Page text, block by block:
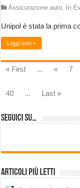
Assicurazione auto, In
Unipol è stata la prima
Leggi tutto »
« First ... « 7
40
... Last »
Seguici su…
Articoli più letti